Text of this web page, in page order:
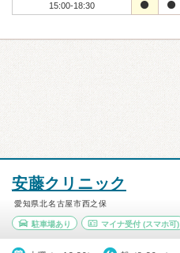
15:00-18:30
安藤クリニック
愛知県北名古屋市西之保
駐車場あり マイナ受付(スマホ可)